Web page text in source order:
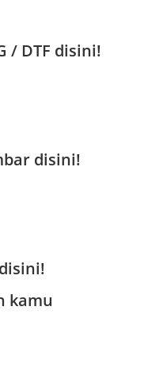
/ DTF disini!
disini!
kamu